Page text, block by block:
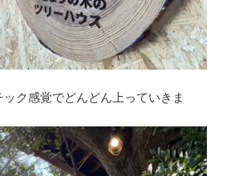
ク感覚でどんどん上っていきま